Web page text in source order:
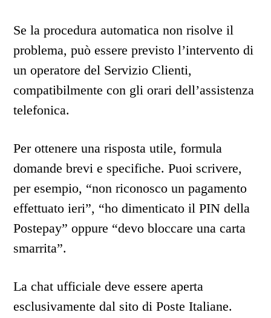
Se la procedura automatica non risolve il
problema, può essere previsto l’intervento di
un operatore del Servizio Clienti,
compatibilmente con gli orari dell’assistenza
telefonica.
Per ottenere una risposta utile, formula
domande brevi e specifiche. Puoi scrivere,
per esempio, “non riconosco un pagamento
effettuato ieri”, “ho dimenticato il PIN della
Postepay” oppure “devo bloccare una carta
smarrita”.
La chat ufficiale deve essere aperta
esclusivamente dal sito di Poste Italiane.